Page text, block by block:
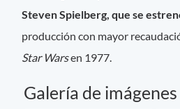
Steven Spielberg, que se
producción con mayor
Star Warsen 1977.
Galería de imágenes